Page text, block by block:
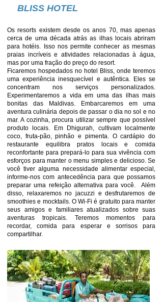
BLISS HOTEL
Os resorts existem desde os anos 70, mas apenas
cerca de uma década atrás as ilhas locais abriram
para hotéis. Isso nos permite conhecer as mesmas
praias incríveis e atividades relacionadas à água,
mas por uma fração do preço do resort.
Ficaremos hospedados no hotel Bliss, onde teremos
uma experiência inesquecível e autêntica. Eles se
concentram nos serviços personalizados.
Experimentaremos a vida em uma das ilhas mais
bonitas das Maldivas. Embarcaremos em uma
aventura culinária depois de passar o dia no sol e no
mar. A cozinha, procura utilizar sempre que possível
produto locais. Em Dhigurah, cultivam localmente
coco, fruta-pão, pinhão e pimenta. O cardápio do
restaurante equilibra pratos locais e comida
reconfortante para prepará-lo para sua vivência com
esforços para manter o menu simples e delicioso. Se
você tiver alguma necessidade alimentar especial,
informe-nos com antecedência para que possamos
preparar uma refeição alternativa para você. Além
disso, relaxaremos no jacuzzi e desfrutaremos de
smoothies e mocktails. O Wi-Fi é gratuito para manter
seus amigos e familiares atualizados sobre suas
aventuras tropicais. Teremos momentos para
recordar, comida para esperar e sorrisos para
compartilhar.